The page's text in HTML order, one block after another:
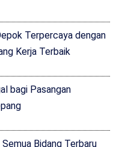
Terpercaya dengan
Kerja Terbaik
bagi Pasangan
Bidang Terbaru